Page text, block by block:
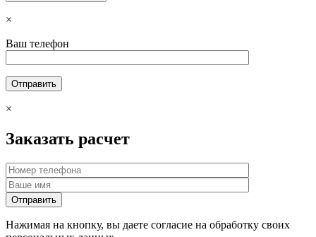
×
Ваш телефон
×
Заказать расчет
Нажимая на кнопку, вы даете согласие на обработку своих